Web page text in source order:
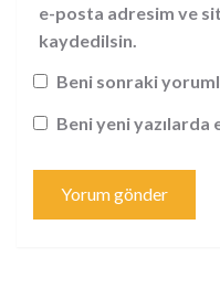
e-posta adresim ve
kaydedilsin.
Beni sonraki
Beni yeni yazılarda